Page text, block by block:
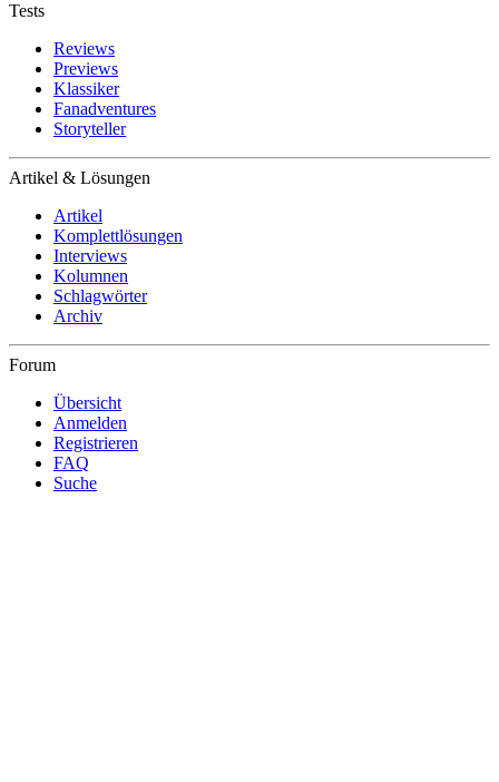
Tests
Reviews
Previews
Klassiker
Fanadventures
Storyteller
Artikel & Lösungen
Artikel
Komplettlösungen
Interviews
Kolumnen
Schlagwörter
Archiv
Forum
Übersicht
Anmelden
Registrieren
FAQ
Suche